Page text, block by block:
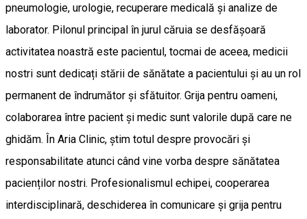
pneumologie, urologie, recuperare medicală și analize de
laborator. Pilonul principal în jurul căruia se desfășoară
activitatea noastră este pacientul, tocmai de aceea, medicii
nostri sunt dedicați stării de sănătate a pacientului și au un rol
permanent de îndrumător și sfătuitor. Grija pentru oameni,
colaborarea între pacient și medic sunt valorile după care ne
ghidăm. În Aria Clinic, știm totul despre provocări și
responsabilitate atunci când vine vorba despre sănătatea
pacienților nostri. Profesionalismul echipei, cooperarea
interdisciplinară, deschiderea în comunicare și grija pentru